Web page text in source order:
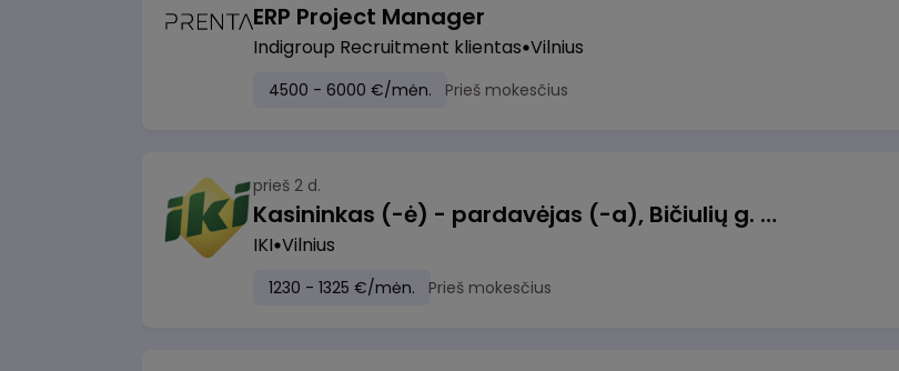
ERP Project Manager
Indigroup Recruitment klientas Vilnius
4500 - 6000 €/mėn. Prieš mokesčius
prieš 2 d.
Kasininkas (-ė) - pardavėjas (-a), Bičiulių g. 36, Bukiškis, Vilnius
IKI Vilnius
1230 - 1325 €/mėn. Prieš mokesčius